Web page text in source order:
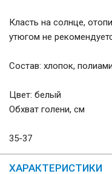
Класть на солнце,
утюгом не
Состав: хлопок,
Цвет: белый
Обхват голени, см
35-37
ХАРАКТЕРИСТИКИ